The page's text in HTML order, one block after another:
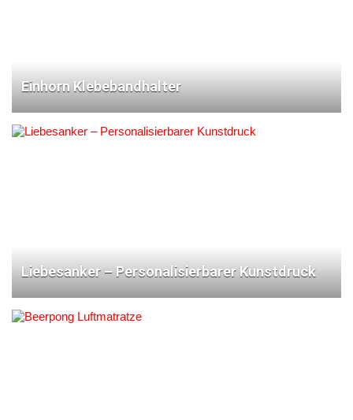
Einhorn Klebebandhalter
Liebesanker – Personalisierbarer Kunstdruck